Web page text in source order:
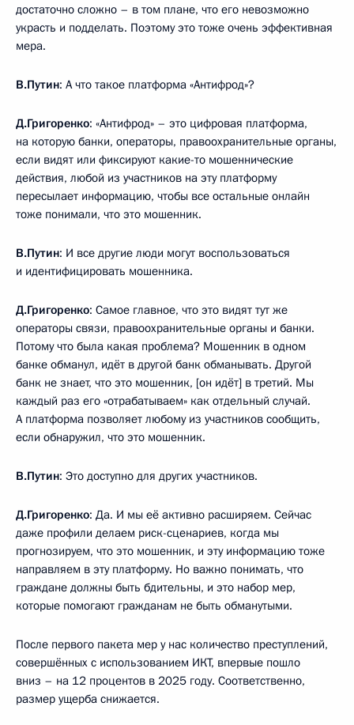
достаточно сложно – в том плане, что его невозможно
украсть и подделать. Поэтому это тоже очень эффективная
мера.
В.Путин: А что такое платформа «Антифрод»?
Д.Григоренко: «Антифрод» – это цифровая платформа,
на которую банки, операторы, правоохранительные органы,
если видят или фиксируют какие-то мошеннические
действия, любой из участников на эту платформу
пересылает информацию, чтобы все остальные онлайн
тоже понимали, что это мошенник.
В.Путин: И все другие люди могут воспользоваться
и идентифицировать мошенника.
Д.Григоренко: Самое главное, что это видят тут же
операторы связи, правоохранительные органы и банки.
Потому что была какая проблема? Мошенник в одном
банке обманул, идёт в другой банк обманывать. Другой
банк не знает, что это мошенник, [он идёт] в третий. Мы
каждый раз его «отрабатываем» как отдельный случай.
А платформа позволяет любому из участников сообщить,
если обнаружил, что это мошенник.
В.Путин: Это доступно для других участников.
Д.Григоренко: Да. И мы её активно расширяем. Сейчас
даже профили делаем риск-сценариев, когда мы
прогнозируем, что это мошенник, и эту информацию тоже
направляем в эту платформу. Но важно понимать, что
граждане должны быть бдительны, и это набор мер,
которые помогают гражданам не быть обманутыми.
После первого пакета мер у нас количество преступлений,
совершённых с использованием ИКТ, впервые пошло
вниз – на 12 процентов в 2025 году. Соответственно,
размер ущерба снижается.